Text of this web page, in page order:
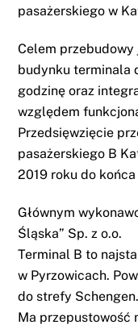
pasażerskiego w
Celem
budynku terminala
godzinę oraz
względem
Przedsięwzięcie
pasażerskiego B
2019 roku do
Głównym
Śląska” Sp. z o.o.
Terminal B to
w Pyrzowicach.
do strefy Schengen.
Ma przepustowość